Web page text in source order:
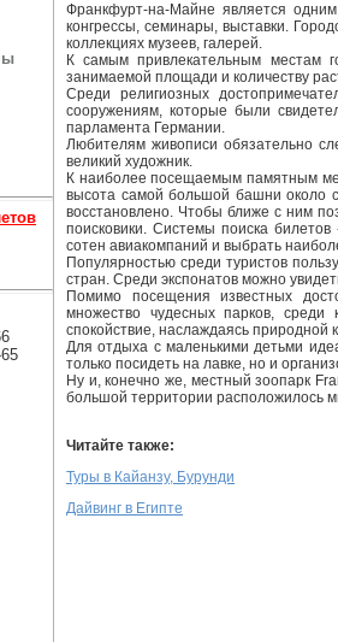
Франкфурт-на-Майне является
конгрессы, семинары, выставки.
коллекциях музеев, галерей.
К самым привлекательным местам
занимаемой площади и количеству
Среди религиозных
сооружениям, которые были
парламента Германии.
Любителям живописи обязательно
великий художник.
К наиболее посещаемым памятным
высота самой большой башни около
восстановлено. Чтобы ближе с ним
поисковики. Системы поиска
сотен авиакомпаний и выбрать
Популярностью среди туристов
стран. Среди экспонатов можно
Помимо посещения известных
множество чудесных парков,
спокойствие, наслаждаясь природной
Для отдыха с маленькими детьми
только посидеть на лавке, но и
Ну и, конечно же, местный зоопарк
большой территории расположилось
Читайте также:
Туры в Кайанзу, Бурунди
Дайвинг в Египте